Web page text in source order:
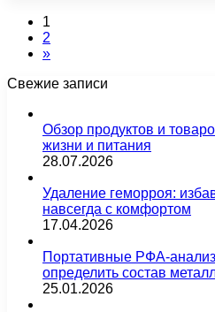
1
2
»
Свежие записи
Обзор продуктов и
жизни и питания
28.07.2026
Удаление геморроя:
навсегда с комфортом
17.04.2026
Портативные РФА-
определить состав
25.01.2026